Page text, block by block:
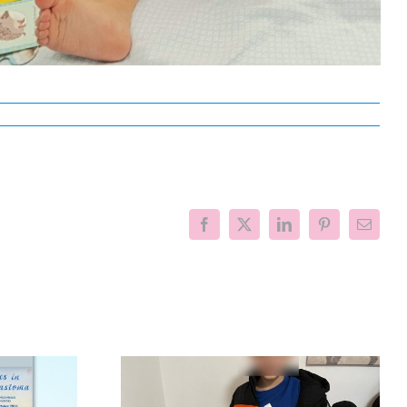
Facebook
X LinkedInPinterestEmail